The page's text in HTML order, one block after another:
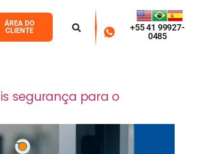
ÁREA DO
CLIENTE
+55 41 99927-
0485
segurança para o